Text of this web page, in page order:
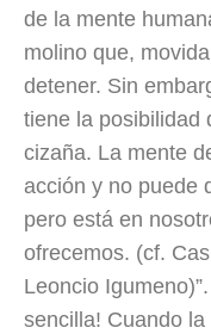
de la mente
molino que,
detener. Sin
tiene la posibilidad
cizaña. La mente
acción y no puede
pero está en
ofrecemos. (cf.
Leoncio
sencilla! Cuando